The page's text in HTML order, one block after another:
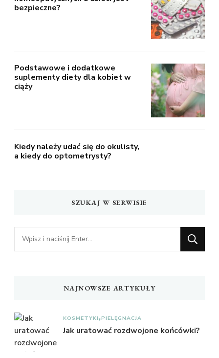
bezpieczne?
Podstawowe i dodatkowe
suplementy diety dla kobiet w
ciąży
Kiedy należy udać się do okulisty,
a kiedy do optometrysty?
SZUKAJ W SERWISIE
Szukasz
czegoś?
NAJNOWSZE ARTYKUŁY
KOSMETYKI PIELĘGNACJA
Jak uratować rozdwojone końcówki?